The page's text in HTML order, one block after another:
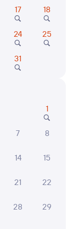
7,7
в Астрахань
7,3
17 18
24 25
31
1
7 8
14 15
21 22
28 29